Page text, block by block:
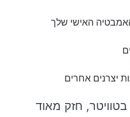
האישי שלך
יצרנים אחרים
חזק מאוד